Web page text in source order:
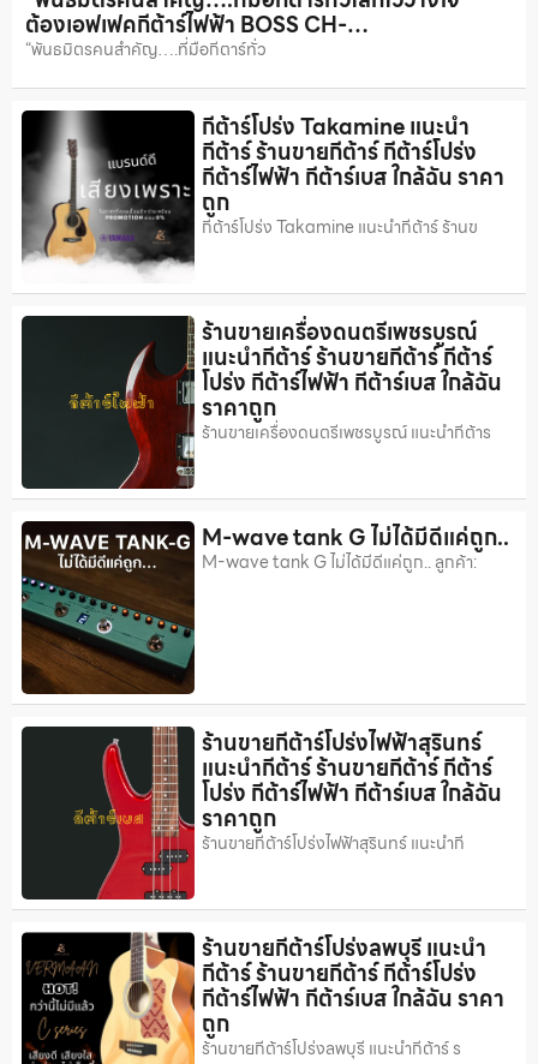
ต้องเอฟเฟคกีต้าร์ไฟฟ้า BOSS CH-…
“พันธมิตรคนสำคัญ….ที่มือกีตาร์ทั่ว
กีต้าร์โปร่ง Takamine แนะนำ
กีต้าร์ ร้านขายกีต้าร์ กีต้าร์โปร่ง
กีต้าร์ไฟฟ้า กีต้าร์เบส ใกล้ฉัน ราคา
ถูก
กีต้าร์โปร่ง Takamine แนะนำกีต้าร์ ร้านข
ร้านขายเครื่องดนตรีเพชรบูรณ์
แนะนำกีต้าร์ ร้านขายกีต้าร์ กีต้าร์
โปร่ง กีต้าร์ไฟฟ้า กีต้าร์เบส ใกล้ฉัน
ราคาถูก
ร้านขายเครื่องดนตรีเพชรบูรณ์ แนะนำกีต้าร
M-wave tank G ไม่ได้มีดีแค่ถูก..
M-wave tank G ไม่ได้มีดีแค่ถูก.. ลูกค้า:
ร้านขายกีต้าร์โปร่งไฟฟ้าสุรินทร์
แนะนำกีต้าร์ ร้านขายกีต้าร์ กีต้าร์
โปร่ง กีต้าร์ไฟฟ้า กีต้าร์เบส ใกล้ฉัน
ราคาถูก
ร้านขายกีต้าร์โปร่งไฟฟ้าสุรินทร์ แนะนำกี
ร้านขายกีต้าร์โปร่งลพบุรี แนะนำ
กีต้าร์ ร้านขายกีต้าร์ กีต้าร์โปร่ง
กีต้าร์ไฟฟ้า กีต้าร์เบส ใกล้ฉัน ราคา
ถูก
ร้านขายกีต้าร์โปร่งลพบุรี แนะนำกีต้าร์ ร